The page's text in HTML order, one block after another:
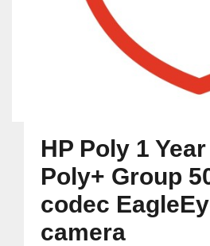
HP Poly 1
Poly+ Group
codec
camera